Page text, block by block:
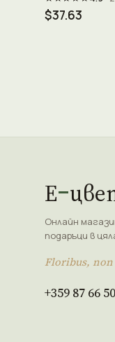
$37.63
Е
Онлайн
подаръци в
Floribus, non
+359 87 66